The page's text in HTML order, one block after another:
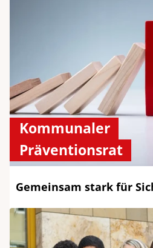
Kommunaler
Präventionsrat
Gemeinsam stark für